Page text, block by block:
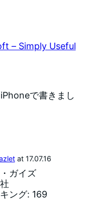
– Simply Useful
で書きまし
at 17.07.16
ガイズ
ング: 169